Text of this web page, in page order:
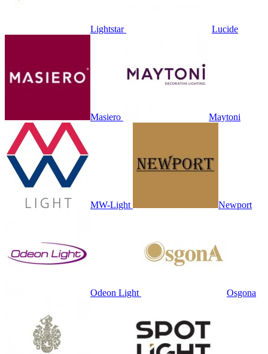
Lightstar Lucide
Masiero Maytoni
MW-Light Newport
Odeon Light Osgona